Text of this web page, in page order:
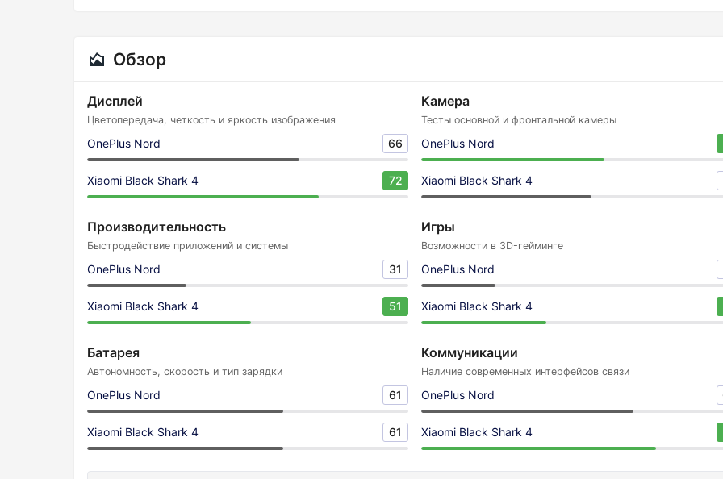
Обзор
Дисплей
Цветопередача, четкость и яркость изображения
OnePlus Nord 66
Xiaomi Black Shark 4 72
Камера
Тесты основной и фронтальной камеры
OnePlus Nord
Xiaomi Black Shark 4
Производительность
Быстродействие приложений и системы
OnePlus Nord 31
Xiaomi Black Shark 4 51
Игры
Возможности в 3D-гейминге
OnePlus Nord
Xiaomi Black Shark 4
Батарея
Автономность, скорость и тип зарядки
OnePlus Nord 61
Xiaomi Black Shark 4 61
Коммуникации
Наличие современных интерфейсов связи
OnePlus Nord
Xiaomi Black Shark 4